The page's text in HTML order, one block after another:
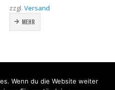
zzgl. Versand
MEHR
Wenn du die Website weiter